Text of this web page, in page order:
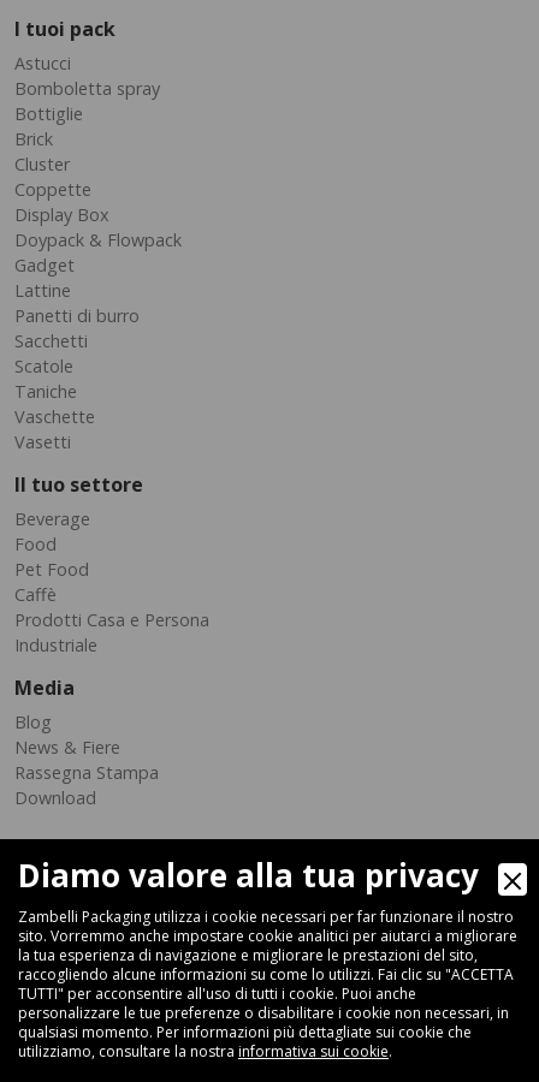
I tuoi pack
Astucci
Bomboletta spray
Bottiglie
Brick
Cluster
Coppette
Display Box
Doypack & Flowpack
Gadget
Lattine
Panetti di burro
Sacchetti
Scatole
Taniche
Vaschette
Vasetti
Il tuo settore
Beverage
Food
Pet Food
Caffè
Prodotti Casa e Persona
Industriale
Media
Blog
News & Fiere
Rassegna Stampa
Download
Via Ferrara 35-41, 40018 San Pietro In Casale (Bologna) - ITALIA
Fax +39 051 66 68 369
+39 051 66 61 782
Diamo valore alla tua privacy
Zambelli Packaging utilizza i cookie necessari per far funzionare il nostro
sito. Vorremmo anche impostare cookie analitici per aiutarci a migliorare
la tua esperienza di navigazione e migliorare le prestazioni del sito,
raccogliendo alcune informazioni su come lo utilizzi. Fai clic su "ACCETTA
TUTTI" per acconsentire all'uso di tutti i cookie. Puoi anche
personalizzare le tue preferenze o disabilitare i cookie non necessari, in
qualsiasi momento. Per informazioni più dettagliate sui cookie che
utilizziamo, consultare la nostra informativa sui cookie.